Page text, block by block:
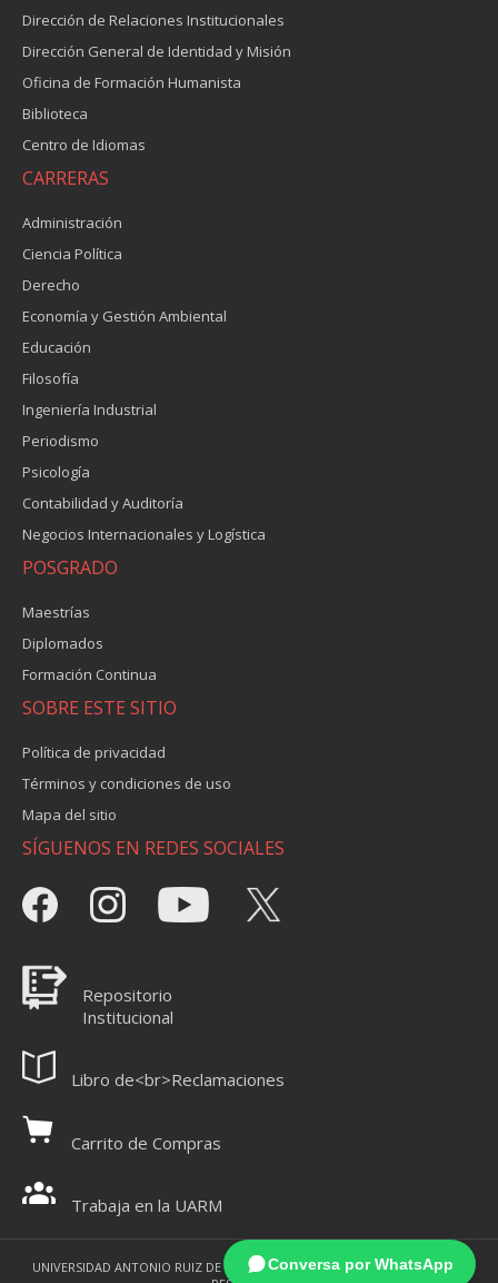
Dirección de Relaciones Institucionales
Dirección General de Identidad y Misión
Oficina de Formación Humanista
Biblioteca
Centro de Idiomas
CARRERAS
Administración
Ciencia Política
Derecho
Economía y Gestión Ambiental
Educación
Filosofía
Ingeniería Industrial
Periodismo
Psicología
Contabilidad y Auditoría
Negocios Internacionales y Logística
POSGRADO
Maestrías
Diplomados
Formación Continua
SOBRE ESTE SITIO
Política de privacidad
Términos y condiciones de uso
Mapa del sitio
SÍGUENOS EN REDES SOCIALES
Repositorio
Institucional
Libro de<br>Reclamaciones
Carrito de Compras
Trabaja en la UARM
UNIVERSIDAD ANTONIO RUIZ DE MONTOYA 2021 - TODOS LOS DERECHOS
Conversa por WhatsApp